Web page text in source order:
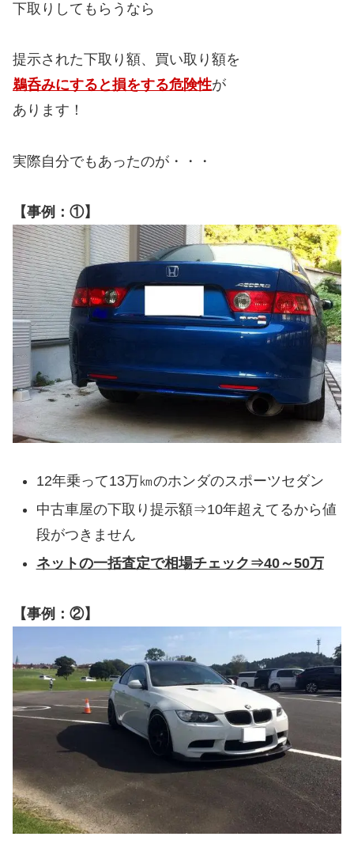
下取りしてもらうなら
提示された下取り額、買い取り額を
鵜呑みにすると損をする危険性が
あります！
実際自分でもあったのが・・・
【事例：①】
12年乗って13万㎞のホンダのスポーツセダン
中古車屋の下取り提示額⇒10年超えてるから値
段がつきません
ネットの一括査定で相場チェック⇒40～50万
【事例：②】